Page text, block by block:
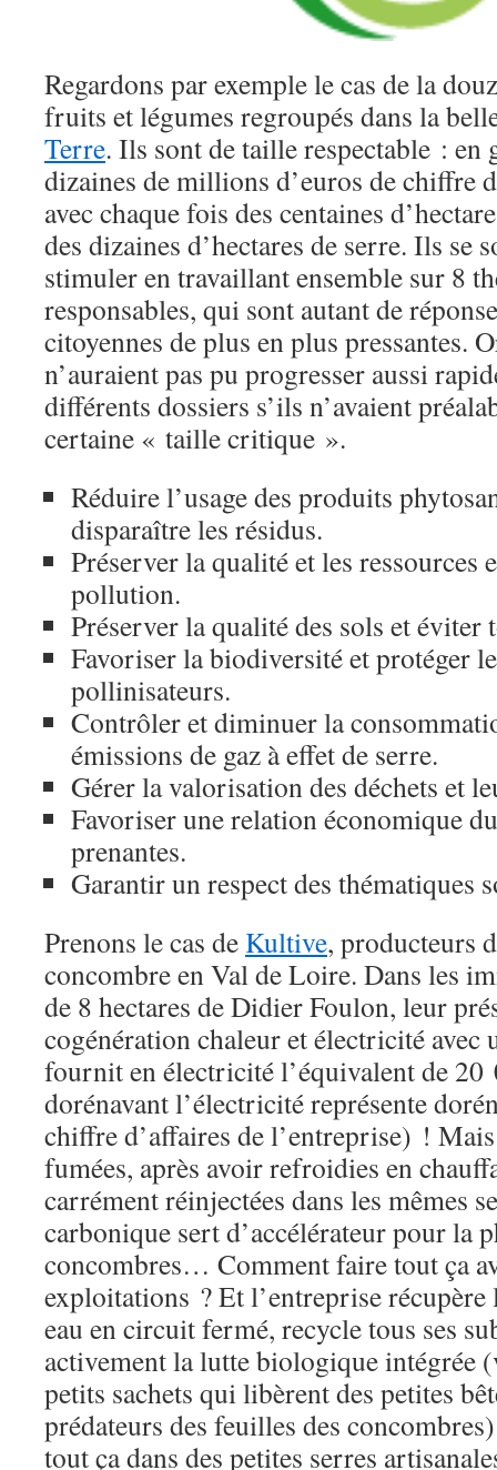
Regardons par exemple le cas de la
fruits et légumes regroupés dans la
Terre. Ils sont de taille respectable : en
dizaines de millions d’euros de chiffre
avec chaque fois des centaines
des dizaines d’hectares de serre. Ils se
stimuler en travaillant ensemble sur 8
responsables, qui sont autant de
citoyennes de plus en plus pressantes.
n’auraient pas pu progresser aussi
différents dossiers s’ils n’avaient
certaine « taille critique ».
Réduire l’usage des produits
disparaître les résidus.
Préserver la qualité et les ressources
pollution.
Préserver la qualité des sols et
Favoriser la biodiversité et protéger
pollinisateurs.
Contrôler et diminuer la
émissions de gaz à effet de serre.
Gérer la valorisation des déchets et
Favoriser une relation économique
prenantes.
Garantir un respect des thématiques
Prenons le cas de Kultive, producteurs
concombre en Val de Loire. Dans les
de 8 hectares de Didier Foulon, leur
cogénération chaleur et électricité avec
fournit en électricité l’équivalent de 20
dorénavant l’électricité représente
chiffre d’affaires de l’entreprise) !
fumées, après avoir refroidies en
carrément réinjectées dans les mêmes
carbonique sert d’accélérateur pour la
concombres… Comment faire tout ça
exploitations ? Et l’entreprise récupère
eau en circuit fermé, recycle tous ses
activement la lutte biologique intégrée
petits sachets qui libèrent des petites
prédateurs des feuilles des
tout ça dans des petites serres